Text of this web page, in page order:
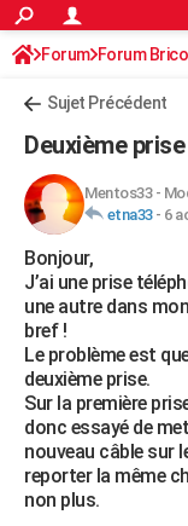
ACTUALITÉS
Politique
Société
Faits Divers
Education
Monde
Villes
+
FINANCE
Retraite
Impôts
Epargne
Immobilier
Risques naturels par
Banque
Assurance
Crédit
AUTO
Essais
Réserver un essai
Citadines
Berlines
SUV
Forum auto
+HIGH-TECH
Mobiles
Meilleur smartphone
Internet
Ordinateurs
Jeux vidéo
Guide high-tech
+BRICOLAGE
Forum
Aménagement intérieur
Extérieur
Cuisine
Salle de bains
Jardinage
Rangement
WEEK-END
Guides de France
Escapades
Patrimoine
Expositions
Musées
Week-end nature
LIFESTYLE
Art de vivre
Bien-être
Modes de vie
SANTE
Alimentation
Guide de la santé
Maladies
Médicaments
Sommeil
Forum Forum
Sujet Précédent
Deuxième
Mentos33-
etna33- 6
Bonjour,
J’ai une prise
une autre dans
bref !
Le problème est
deuxième prise.
Sur la première
donc essayé de
nouveau câble sur
reporter la même
non plus.